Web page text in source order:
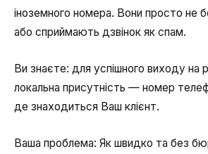
Голосовий робот
Автообзвон
Автоматичне телефонне
іноземного номера. Вони просто не
або сприймають дзвінок як спам.
Ви знаєте: для успішного виходу на
локальна присутність — номер
де знаходиться Ваш клієнт.
Ваша проблема: Як швидко та без